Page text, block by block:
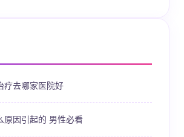
疗去哪家医院好
原因引起的 男性必看